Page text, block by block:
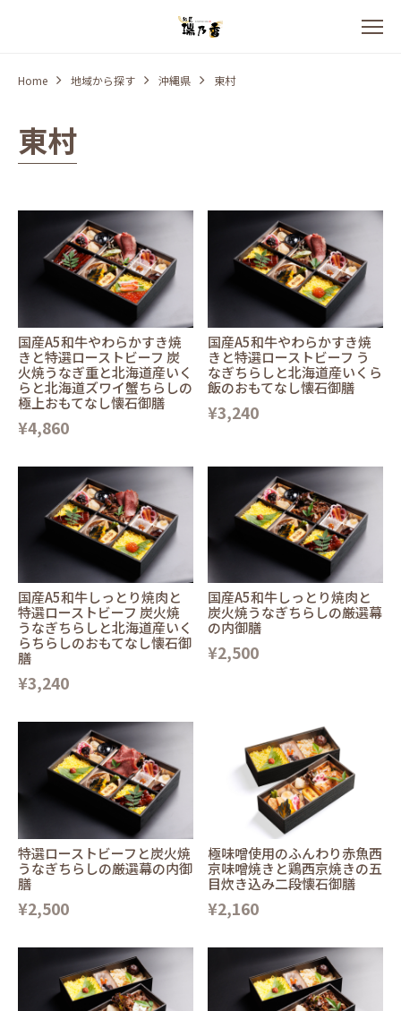
Home 地域から探す 沖縄県 東村
東村
国産A5和牛やわらかすき焼
きと特選ローストビーフ 炭
火焼うなぎ重と北海道産いく
らと北海道ズワイ蟹ちらしの
極上おもてなし懐石御膳
¥4,860
国産A5和牛やわらかすき焼
きと特選ローストビーフ う
なぎちらしと北海道産いくら
飯のおもてなし懐石御膳
¥3,240
国産A5和牛しっとり焼肉と
特選ローストビーフ 炭火焼
うなぎちらしと北海道産いく
らちらしのおもてなし懐石御
膳
¥3,240
国産A5和牛しっとり焼肉と
炭火焼うなぎちらしの厳選幕
の内御膳
¥2,500
特選ローストビーフと炭火焼
うなぎちらしの厳選幕の内御
膳
¥2,500
極味噌使用のふんわり赤魚西
京味噌焼きと鶏西京焼きの五
目炊き込み二段懐石御膳
¥2,160